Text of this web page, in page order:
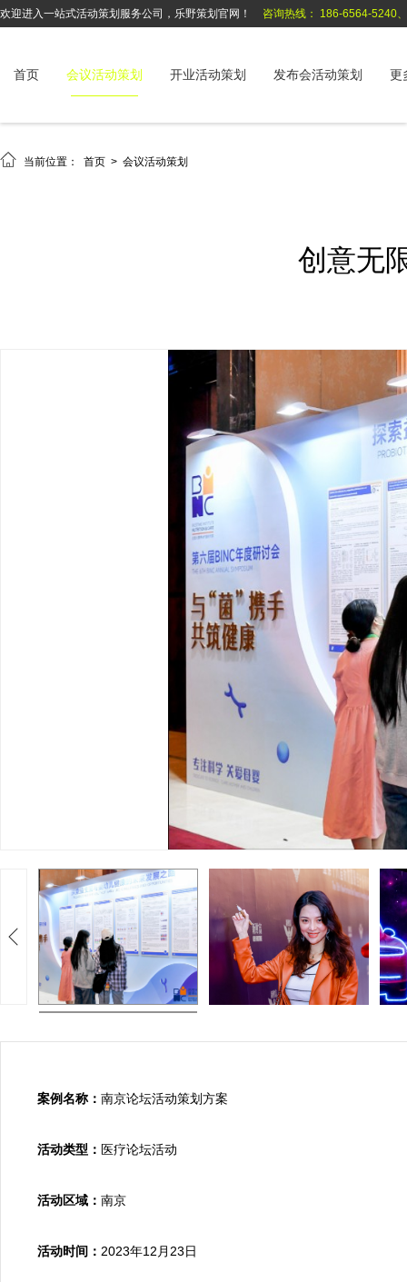
欢迎进入一站式活动策划服务公司，乐野策划官网！ 咨询热线： 186-6564-5240
首页 会议活动策划 开业活动策划 发布会活动策划 更
 当前位置： 首页 > 会议活动策划
创意无
案例名称： 南京论坛活动策划方案
活动类型： 医疗论坛活动
活动区域： 南京
活动时间： 2023年12月23日